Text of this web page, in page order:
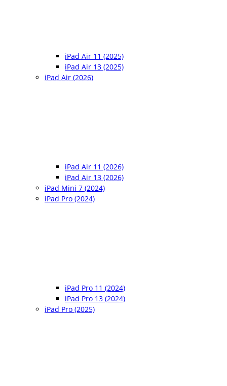
iPad Air 11 (2025)
iPad Air 13 (2025)
iPad Air (2026)
iPad Air 11 (2026)
iPad Air 13 (2026)
iPad Mini 7 (2024)
iPad Pro (2024)
iPad Pro 11 (2024)
iPad Pro 13 (2024)
iPad Pro (2025)